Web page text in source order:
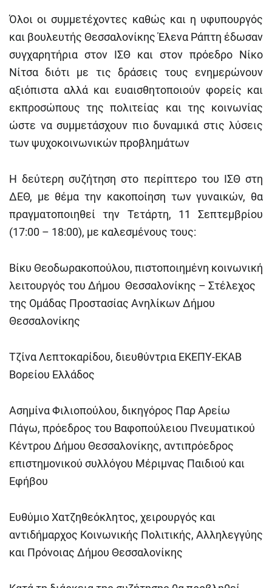
Όλοι οι συμμετέχοντες καθώς και η υφυπουργός
και βουλευτής Θεσσαλονίκης Έλενα Ράπτη έδωσαν
συγχαρητήρια στον ΙΣΘ και στον πρόεδρο Νίκο
Νίτσα διότι με τις δράσεις τους ενημερώνουν
αξιόπιστα αλλά και ευαισθητοποιούν φορείς και
εκπροσώπους της πολιτείας και της κοινωνίας
ώστε να συμμετάσχουν πιο δυναμικά στις λύσεις
των ψυχοκοινωνικών προβλημάτων
Η δεύτερη συζήτηση στο περίπτερο του ΙΣΘ στη
ΔΕΘ, με θέμα την κακοποίηση των γυναικών, θα
πραγματοποιηθεί την Τετάρτη, 11 Σεπτεμβρίου
(17:00 – 18:00), με καλεσμένους τους:
Βίκυ Θεοδωρακοπούλου, πιστοποιημένη κοινωνική
λειτουργός του Δήμου Θεσσαλονίκης – Στέλεχος
της Ομάδας Προστασίας Ανηλίκων Δήμου
Θεσσαλονίκης
Τζίνα Λεπτοκαρίδου, διευθύντρια ΕΚΕΠΥ-ΕΚΑΒ
Βορείου Ελλάδος
Ασημίνα Φιλιοπούλου, δικηγόρος Παρ Αρείω
Πάγω, πρόεδρος του Βαφοπούλειου Πνευματικού
Κέντρου Δήμου Θεσσαλονίκης, αντιπρόεδρος
επιστημονικού συλλόγου Μέριμνας Παιδιού και
Εφήβου
Ευθύμιο Χατζηθεόκλητος, χειρουργός και
αντιδήμαρχος Κοινωνικής Πολιτικής, Αλληλεγγύης
και Πρόνοιας Δήμου Θεσσαλονίκης